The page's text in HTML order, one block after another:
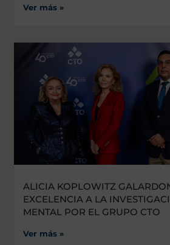
Ver más »
ALICIA KOPLOWITZ
EXCELENCIA A LA
MENTAL POR EL GRUPO CTO
Ver más »